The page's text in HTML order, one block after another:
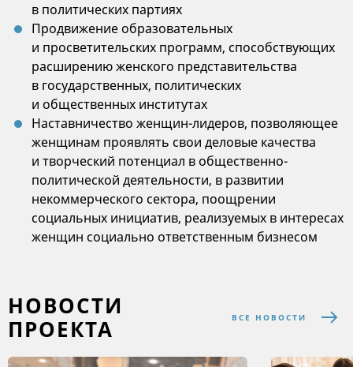
в политических партиях
Продвижение образовательных
и просветительских программ, способствующих
расширению женского представительства
в государственных, политических
и общественных институтах
Наставничество женщин-лидеров, позволяющее
женщинам проявлять свои деловые качества
и творческий потенциал в общественно-
политической деятельности, в развитии
некоммерческого сектора, поощрении
социальных инициатив, реализуемых в интересах
женщин социально ответственным бизнесом
НОВОСТИ
ПРОЕКТА
ВСЕ НОВОСТИ